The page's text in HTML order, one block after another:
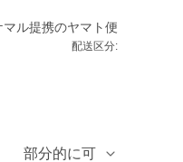
マル提携のヤマト便
配送区分:
部分的に可